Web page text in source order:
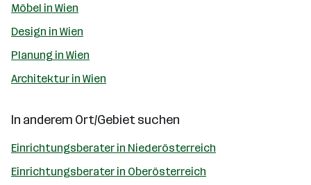
Möbel in Wien
Design in Wien
Planung in Wien
Architektur in Wien
In anderem Ort/Gebiet suchen
Einrichtungsberater in Niederösterreich
Einrichtungsberater in Oberösterreich